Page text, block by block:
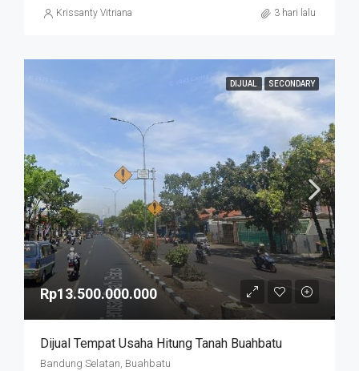
Krissanty Vitriana 3 hari lalu
DIJUAL SECONDARY
Rp13.500.000.000
Dijual Tempat Usaha Hitung Tanah Buahbatu
Bandung Selatan, Buahbatu